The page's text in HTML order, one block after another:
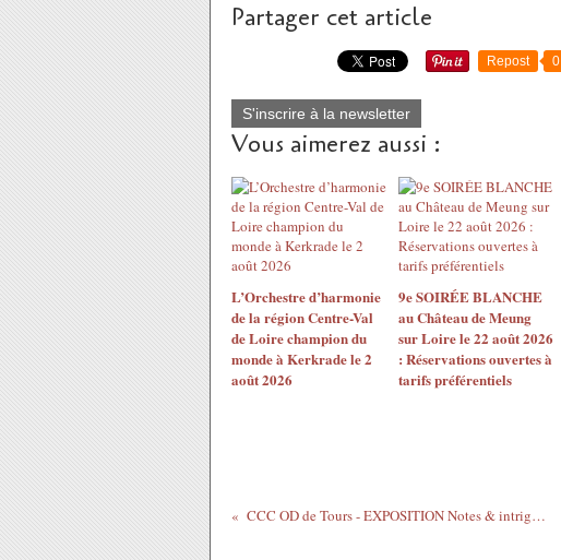
Partager cet article
Repost 0
S'inscrire à la newsletter
Vous aimerez aussi :
L’Orchestre d’harmonie
de la région Centre-Val
de Loire champion du
monde à Kerkrade le 2
août 2026
9e SOIRÉE BLANCHE
au Château de Meung
sur Loire le 22 août 2026
: Réservations ouvertes à
tarifs préférentiels
CCC OD de Tours - EXPOSITION Notes & intrigues pour une comédie institutionnelle de Suzanne Lafont - 6 février au 24 juin 2026